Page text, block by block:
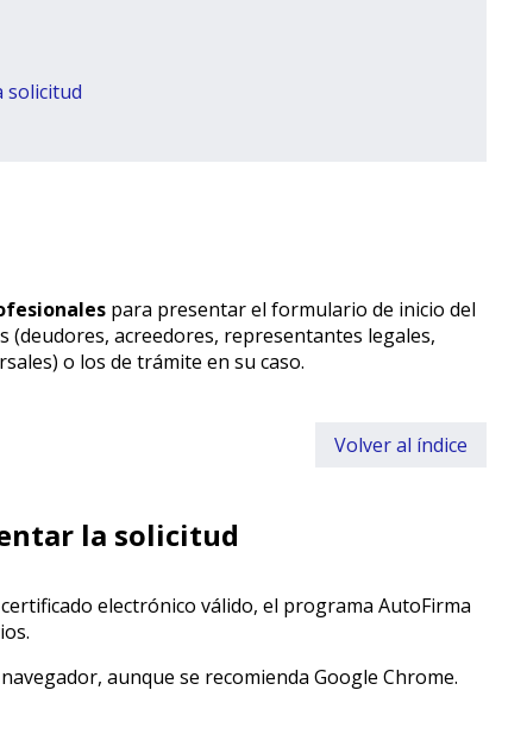
solicitud
para presentar el formulario de inicio del
(deudores, acreedores, representantes legales,
o los de trámite en su caso.
Volver al índice
la solicitud
electrónico válido, el programa AutoFirma
aunque se recomienda Google Chrome.